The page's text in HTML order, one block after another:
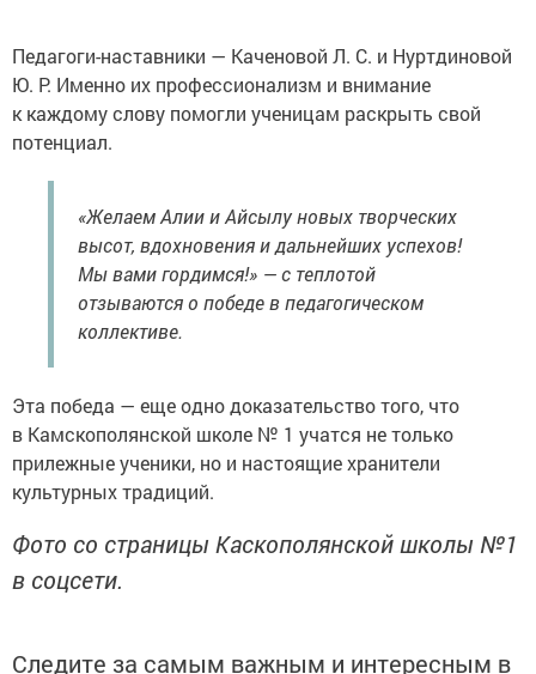
Педагоги-наставники — Каченовой Л. С. и Нуртдиновой
Ю. Р. Именно их профессионализм и внимание
к каждому слову помогли ученицам раскрыть свой
потенциал.
«Желаем Алии и Айсылу новых творческих
высот, вдохновения и дальнейших успехов!
Мы вами гордимся!» — с теплотой
отзываются о победе в педагогическом
коллективе.
Эта победа — еще одно доказательство того, что
в Камскополянской школе № 1 учатся не только
прилежные ученики, но и настоящие хранители
культурных традиций.
Фото со страницы Каскополянской школы №1
в соцсети.
Следите за самым важным и интересным в